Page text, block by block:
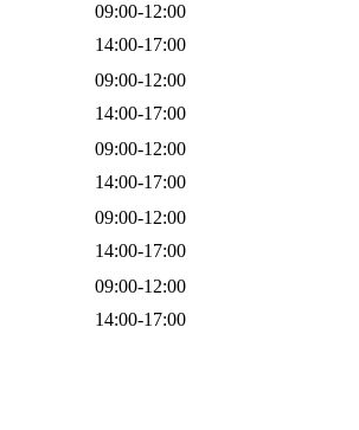
09:00-12:00
14:00-17:00
09:00-12:00
14:00-17:00
09:00-12:00
14:00-17:00
09:00-12:00
14:00-17:00
09:00-12:00
14:00-17:00